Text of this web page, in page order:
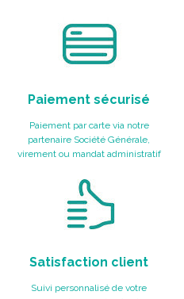
Paiement sécurisé
Paiement par carte via notre
partenaire Société Générale,
virement ou mandat administratif
Satisfaction client
Suivi personnalisé de votre